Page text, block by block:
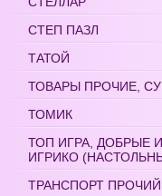
СТЕП ПАЗЛ
ТАТОЙ
ТОВАРЫ ПРОЧИЕ,
ТОМИК
ТОП ИГРА, ДОБРЫЕ
ИГРИКО
ТРАНСПОРТ ПРОЧИЙ